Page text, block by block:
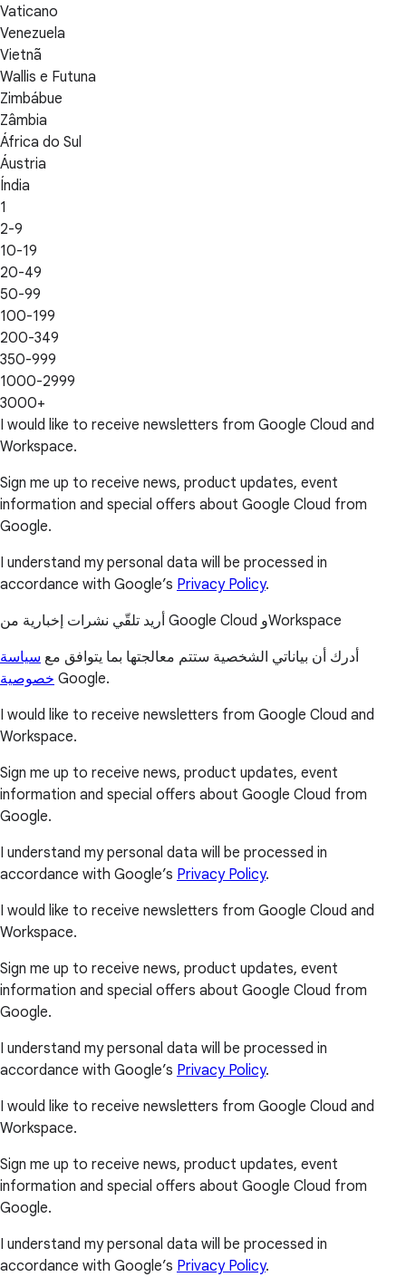
Vaticano
Venezuela
Vietnã
Wallis e Futuna
Zimbábue
Zâmbia
África do Sul
Áustria
Índia
1
2-9
10-19
20-49
50-99
100-199
200-349
350-999
1000-2999
3000+
I would like to receive newsletters from Google Cloud and
Workspace.
Sign me up to receive news, product updates, event
information and special offers about Google Cloud from
Google.
I understand my personal data will be processed in
accordance with Google’s Privacy Policy.
أريد تلقّي نشرات إخبارية من Google Cloud وWorkspace
أدرك أن بياناتي الشخصية ستتم معالجتها بما يتوافق مع سياسة
خصوصية Google.
I would like to receive newsletters from Google Cloud and
Workspace.
Sign me up to receive news, product updates, event
information and special offers about Google Cloud from
Google.
I understand my personal data will be processed in
accordance with Google’s Privacy Policy.
I would like to receive newsletters from Google Cloud and
Workspace.
Sign me up to receive news, product updates, event
information and special offers about Google Cloud from
Google.
I understand my personal data will be processed in
accordance with Google’s Privacy Policy.
I would like to receive newsletters from Google Cloud and
Workspace.
Sign me up to receive news, product updates, event
information and special offers about Google Cloud from
Google.
I understand my personal data will be processed in
accordance with Google’s Privacy Policy.